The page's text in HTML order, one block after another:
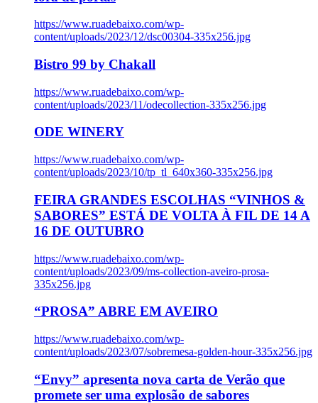
https://www.ruadebaixo.com/wp-
content/uploads/2023/12/dsc00304-335x256.jpg
Bistro 99 by Chakall
https://www.ruadebaixo.com/wp-
content/uploads/2023/11/odecollection-335x256.jpg
ODE WINERY
https://www.ruadebaixo.com/wp-
content/uploads/2023/10/tp_tl_640x360-335x256.jpg
FEIRA GRANDES ESCOLHAS “VINHOS &
SABORES” ESTÁ DE VOLTA À FIL DE 14 A
16 DE OUTUBRO
https://www.ruadebaixo.com/wp-
content/uploads/2023/09/ms-collection-aveiro-prosa-
335x256.jpg
“PROSA” ABRE EM AVEIRO
https://www.ruadebaixo.com/wp-
content/uploads/2023/07/sobremesa-golden-hour-335x256.jpg
“Envy” apresenta nova carta de Verão que
promete ser uma explosão de sabores